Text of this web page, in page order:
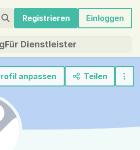
Registrieren Einloggen
Für Dienstleister
anpassen Teilen